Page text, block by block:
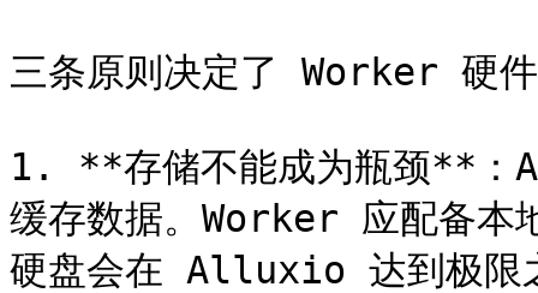
三条原则决定了 Worker 硬
1. **存储不能成为瓶颈**
缓存数据。Worker 应配备本
硬盘会在 Alluxio 达到极限